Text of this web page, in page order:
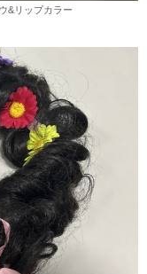
&リップカラー